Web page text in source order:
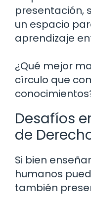
presentación,
un espacio
aprendizaje
¿Qué mejor
círculo que
Desafíos
de
Si bien
humanos
también